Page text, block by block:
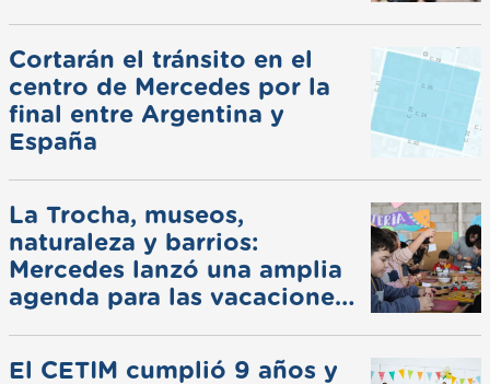
Cortarán el tránsito en el
centro de Mercedes por la
final entre Argentina y
España
La Trocha, museos,
naturaleza y barrios:
Mercedes lanzó una amplia
agenda para las vacaciones
El CETIM cumplió 9 años y